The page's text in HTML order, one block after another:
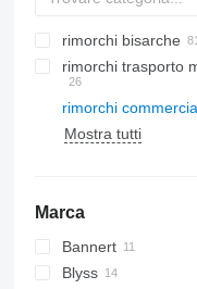
rimorchi bisarche
rimorchi trasporto
rimorchi
Mostra tutti
Marca
Bannert
Blyss